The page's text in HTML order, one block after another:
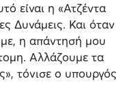
είναι η «Ατζέντα
Δυνάμεις. Και όταν
η απάντησή μου
Αλλάζουμε τα
τόνισε ο υπουργός